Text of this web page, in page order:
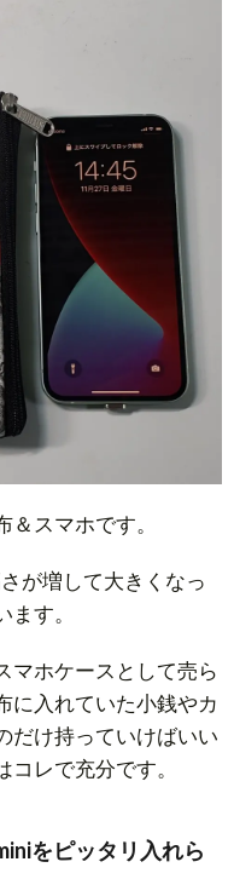
スマホです。
が増して大きくなっ
す。
マホケースとして売ら
に入れていた小銭やカ
だけ持っていけばいい
レで充分です。
をピッタリ入れら